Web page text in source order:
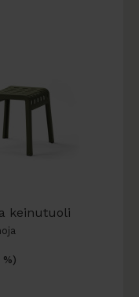
keinutuoli
%)